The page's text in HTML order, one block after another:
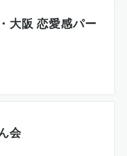
大阪 恋愛感パー
会